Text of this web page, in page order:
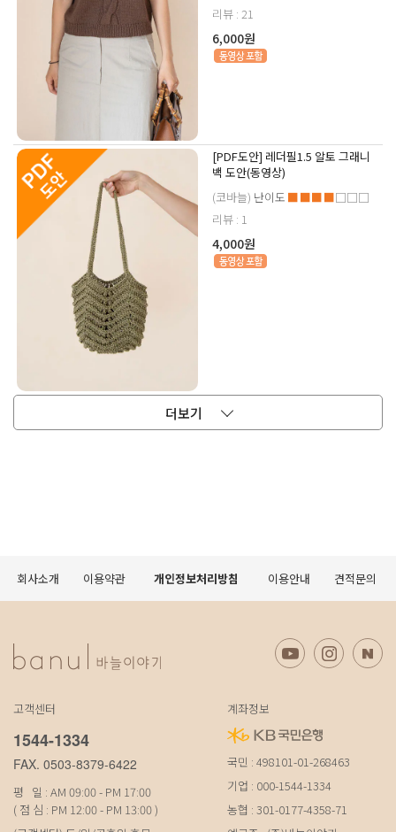
리뷰 : 21
6,000원
[PDF도안] 레더필1.5 알토 그래니
백 도안(동영상)
(코바늘) 난이도 ■■■■□□□
리뷰 : 1
4,000원
더보기
회사소개 이용약관 개인정보처리방침 이용안내 견적문의
고객센터
1544-1334
FAX. 0503-8379-6422
평 일 : AM 09:00 - PM 17:00
( 점 심 : PM 12:00 - PM 13:00 )
계좌정보
국민 : 498101-01-268463
기업 : 000-1544-1334
농협 : 301-0177-4358-71